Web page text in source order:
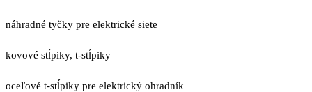
náhradné tyčky pre elektrické siete
kovové stĺpiky, t-stĺpiky
oceľové t-stĺpiky pre elektrický ohradník